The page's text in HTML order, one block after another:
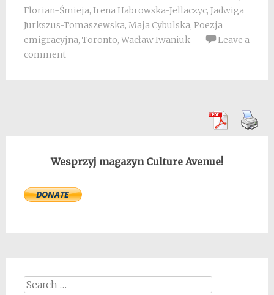
Florian-Śmieja, Irena Habrowska-Jellaczyc, Jadwiga
Jurkszus-Tomaszewska, Maja Cybulska, Poezja
emigracyjna, Toronto, Wacław Iwaniuk
Leave a
comment
Wesprzyj magazyn Culture Avenue!
Search